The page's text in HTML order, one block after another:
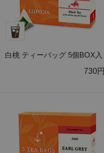
白桃 ティーバッグ 5個BOX入
730円